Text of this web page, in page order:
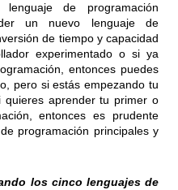
de programación
un nuevo lenguaje de
de tiempo y capacidad
experimentado o si ya
entonces puedes
pero si estás empezando tu
aprender tu primer o
entonces es prudente
programación principales y
los cinco lenguajes de